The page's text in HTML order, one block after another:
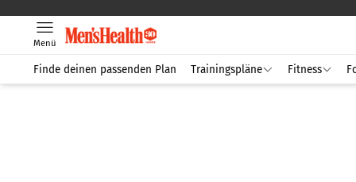
Menü
Finde deinen passenden Plan Trainingspläne Fitness